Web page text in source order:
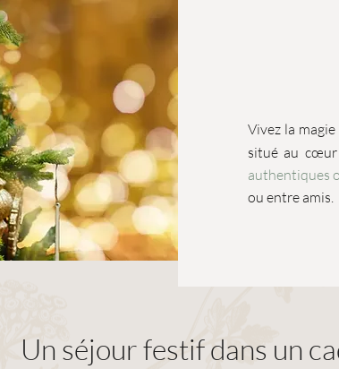
Vivez la
situé au cœur
authentiques
ou entre amis.
Un séjour festif dans un